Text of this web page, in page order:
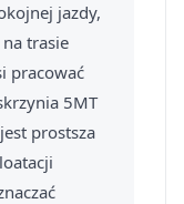
jazdy,
trasie
pracować
5MT
prostsza